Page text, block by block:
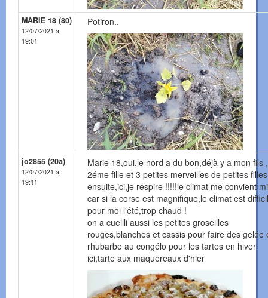
MARIE 18 (80)
12/07/2021 à
19:01
Potiron..
jo2855 (20a)
12/07/2021 à
19:11
Marie 18,oui,le nord a du bon,déjà y a mon fils
2éme fille et 3 petites merveilles de petites
ensuite,ici,je respire !!!!!le climat me convient
car si la corse est magnifique,le climat est
pour moi l'été,trop chaud !
on a cueilli aussi les petites groseilles
rouges,blanches et cassis pour faire des gelée
rhubarbe au congélo pour les tartes en hiver
ici,tarte aux maquereaux d'hier